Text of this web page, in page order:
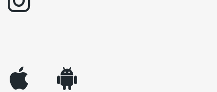
appleinc android